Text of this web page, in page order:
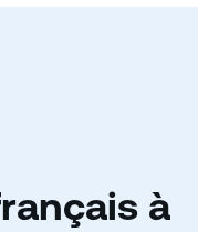
à